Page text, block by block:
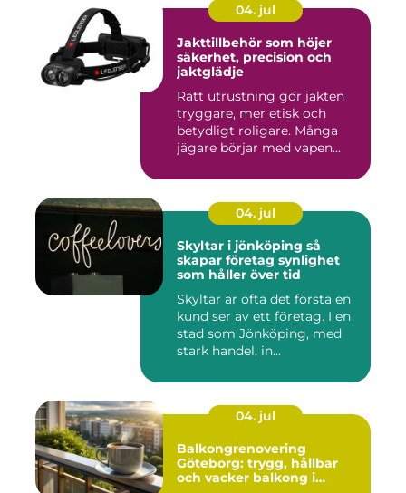
04. jul
Jakttillbehör som höjer
säkerhet, precision och
jaktglädje
Rätt utrustning gör jakten
tryggare, mer etisk och
betydligt roligare. Många
jägare börjar med vapen...
04. jul
Skyltar i jönköping så
skapar företag synlighet
som håller över tid
Skyltar är ofta det första en
kund ser av ett företag. I en
stad som Jönköping, med
stark handel, in...
04. jul
Balkongrenovering
Göteborg: trygg, hållbar
och vacker balkong i